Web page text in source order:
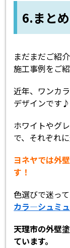
6.まとめ
まだまだご紹
施工事例をご
近年、ワンカ
デザインです♪
ホワイトやグ
で、それぞれ
ヨネヤでは外
す！
色選びで迷っ
カラ―シュミ
天理市の外壁
ています。